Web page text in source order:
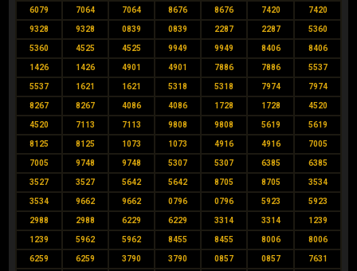
6079 7064 7064 8676 8676 7420 7420
9328 9328 0839 0839 2287 2287 5360
5360 4525 4525 9949 9949 8406 8406
1426 1426 4901 4901 7886 7886 5537
5537 1621 1621 5318 5318 7974 7974
8267 8267 4086 4086 1728 1728 4520
4520 7113 7113 9808 9808 5619 5619
8125 8125 1073 1073 4916 4916 7005
7005 9748 9748 5307 5307 6385 6385
3527 3527 5642 5642 8705 8705 3534
3534 9662 9662 0796 0796 5923 5923
2988 2988 6229 6229 3314 3314 1239
1239 5962 5962 8455 8455 8006 8006
6259 6259 3790 3790 0857 0857 7631